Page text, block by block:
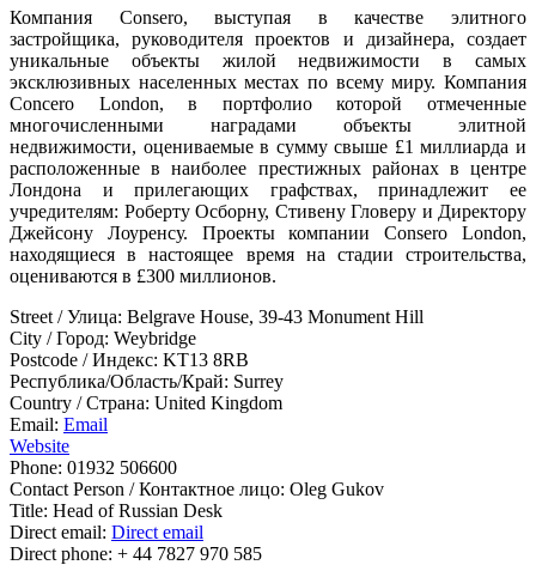
Компания Consero, выступая в качестве элитного
застройщика, руководителя проектов и дизайнера, создает
уникальные объекты жилой недвижимости в самых
эксклюзивных населенных местах по всему миру. Компания
Concero London, в портфолио которой отмеченные
многочисленными наградами объекты элитной
недвижимости, оцениваемые в сумму свыше £1 миллиарда и
расположенные в наиболее престижных районах в центре
Лондона и прилегающих графствах, принадлежит ее
учредителям: Роберту Осборну, Стивену Гловеру и Директору
Джейсону Лоуренсу. Проекты компании Consero London,
находящиеся в настоящее время на стадии строительства,
оцениваются в £300 миллионов.
Street / Улица: Belgrave House, 39-43 Monument Hill
City / Город: Weybridge
Postcode / Индекс: KT13 8RB
Республика/Область/Край: Surrey
Country / Страна: United Kingdom
Email: Email
Website
Phone: 01932 506600
Contact Person / Контактное лицо: Oleg Gukov
Title: Head of Russian Desk
Direct email: Direct email
Direct phone: + 44 7827 970 585